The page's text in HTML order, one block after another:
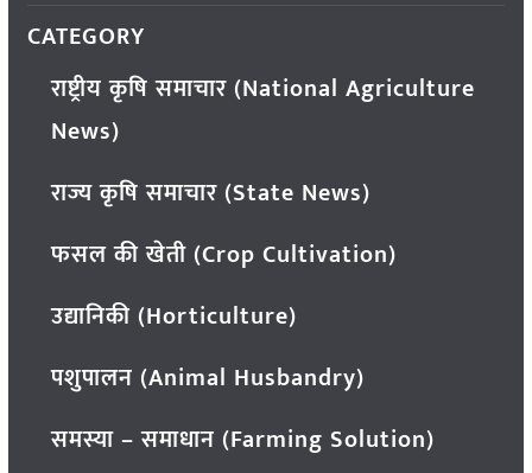
CATEGORY
राष्ट्रीय कृषि समाचार (National Agriculture
News)
राज्य कृषि समाचार (State News)
फसल की खेती (Crop Cultivation)
उद्यानिकी (Horticulture)
पशुपालन (Animal Husbandry)
समस्या – समाधान (Farming Solution)